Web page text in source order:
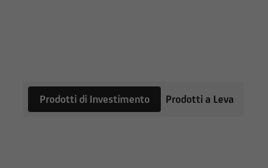
Prodotti di Investimento Prodotti a Leva
riferimento il Sito
insieme ai
Tutte le
sul dettaglio dei